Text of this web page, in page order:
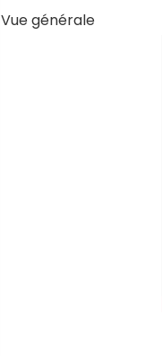
Vue générale